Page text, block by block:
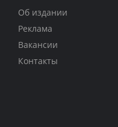
Об издании
Реклама
Вакансии
Контакты